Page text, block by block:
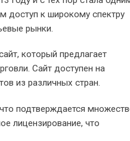
доступ к широкому спектру
рынки.
который предлагает
Сайт доступен на
из различных стран.
подтверждается
лицензирование, что